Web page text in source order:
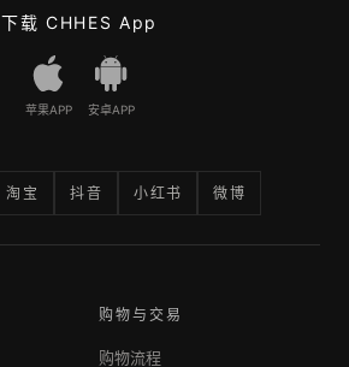
下载 CHHES App
苹果APP 安卓APP
淘宝 抖音 小红书 微博
购物与交易
购物流程